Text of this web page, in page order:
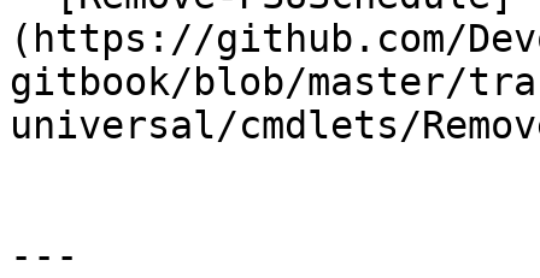
(https://github.com/
gitbook/blob/master/
universal/cmdlets/
---